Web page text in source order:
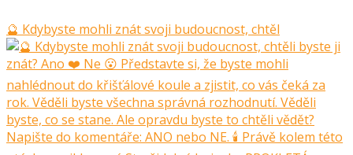
🔮 Kdybyste mohli znát svoji budoucnost, chtěl